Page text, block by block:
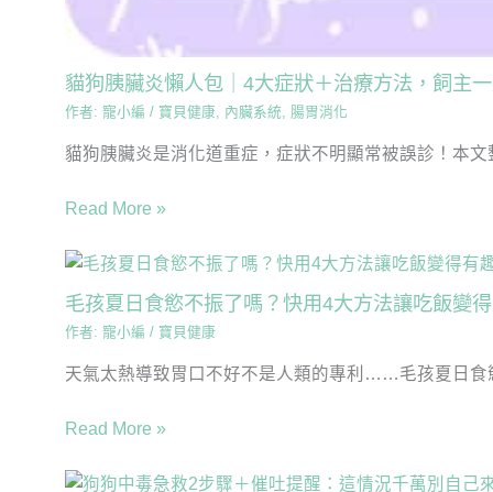
貓狗胰臟炎懶人包｜4大症狀＋治療方法，飼主
作者: 寵小編 / 寶貝健康 內臟系統 腸胃消化
貓狗胰臟炎是消化道重症，症狀不明顯常被誤診！本
Read More »
毛孩夏日食慾不振了嗎？快用4大方法讓吃飯變
作者: 寵小編 / 寶貝健康
天氣太熱導致胃口不好不是人類的專利……毛孩夏日食
Read More »